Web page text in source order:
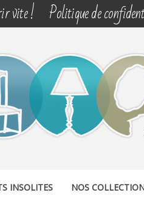
vite ! Politique de
INSOLITES NOS